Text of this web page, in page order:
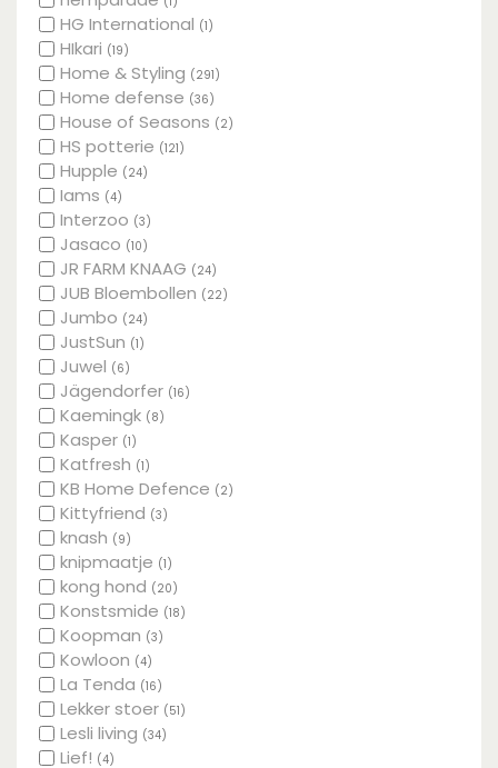
HG International (1)
HIkari (19)
Home & Styling (291)
Home defense (36)
House of Seasons (2)
HS potterie (121)
Hupple (24)
Iams (4)
Interzoo (3)
Jasaco (10)
JR FARM KNAAG (24)
JUB Bloembollen (22)
Jumbo (24)
JustSun (1)
Juwel (6)
Jägendorfer (16)
Kaemingk (8)
Kasper (1)
Katfresh (1)
KB Home Defence (2)
Kittyfriend (3)
knash (9)
knipmaatje (1)
kong hond (20)
Konstsmide (18)
Koopman (3)
Kowloon (4)
La Tenda (16)
Lekker stoer (51)
Lesli living (34)
Lief! (4)